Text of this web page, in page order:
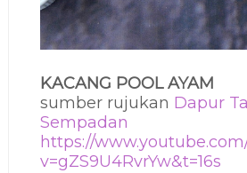
KACANG POOL AYAM
sumber rujukan Dapur
Sempadan
https://
v=gZS9U4RvrYw&t=16s